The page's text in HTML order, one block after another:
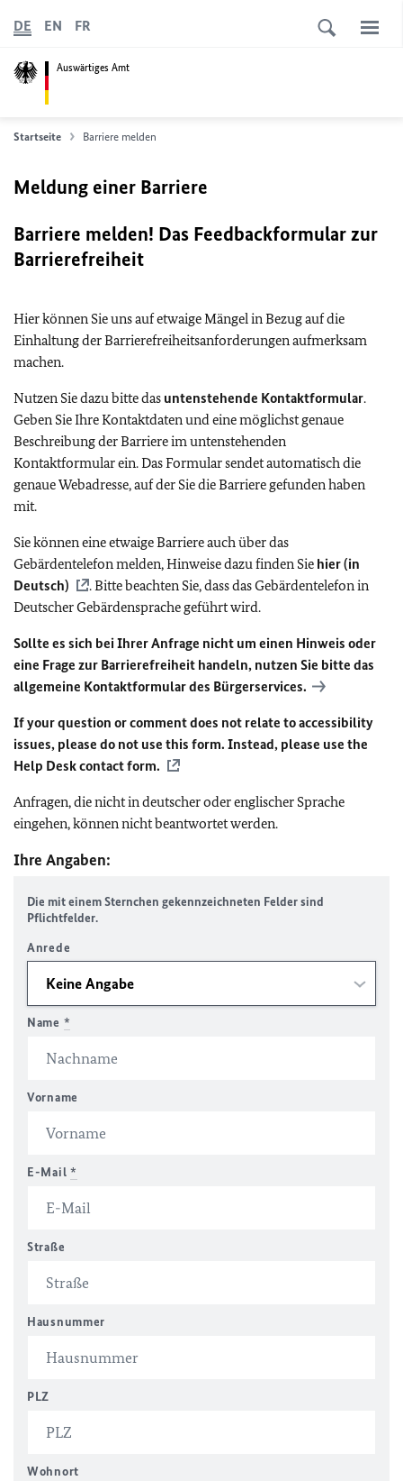
Auswärtiges Amt
DE EN FR
Startseite Barriere melden
Meldung einer Barriere
Barriere melden! Das Feedbackformular zur
Barrierefreiheit
Hier können Sie uns auf etwaige Mängel in Bezug auf die
Einhaltung der Barrierefreiheitsanforderungen aufmerksam
machen.
Nutzen Sie dazu bitte das untenstehende Kontaktformular.
Geben Sie Ihre Kontaktdaten und eine möglichst genaue
Beschreibung der Barriere im untenstehenden
Kontaktformular ein. Das Formular sendet automatisch die
genaue Webadresse, auf der Sie die Barriere gefunden haben
mit.
Sie können eine etwaige Barriere auch über das
Gebärdentelefon melden, Hinweise dazu finden Sie hier (in
Deutsch)
. Bitte beachten Sie, dass das Gebärdentelefon in
Deutscher Gebärdensprache geführt wird.
Sollte es sich bei Ihrer Anfrage nicht um einen Hinweis oder
eine Frage zur Barrierefreiheit handeln, nutzen Sie bitte das
allgemeine Kontaktformular des Bürgerservices.
If your question or comment does not relate to accessibility
issues, please do not use this form. Instead, please use the
Help Desk contact form.
Anfragen, die nicht in deutscher oder englischer Sprache
eingehen, können nicht beantwortet werden.
Ihre Angaben:
Die mit einem Sternchen gekennzeichneten Felder sind
Pflichtfelder.
Anrede
Name *
Vorname
E-Mail *
Straße
Hausnummer
PLZ
Wohnort